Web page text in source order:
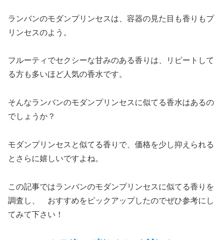
ランバンのモダンプリンセスは、容器の見た目も香りもプ
リンセスのよう。
フルーティでセクシーな甘みのある香りは、リピートして
る方も多いほど人気の香水です。
そんなランバンのモダンプリンセスに似てる香水はあるの
でしょうか？
モダンプリンセスと似てる香りで、価格を少し抑えられる
とさらに嬉しいですよね。
この記事ではランバンのモダンプリンセスに似てる香りを
調査し、 おすすめをピックアップしたのでぜひ参考にし
てみて下さい！